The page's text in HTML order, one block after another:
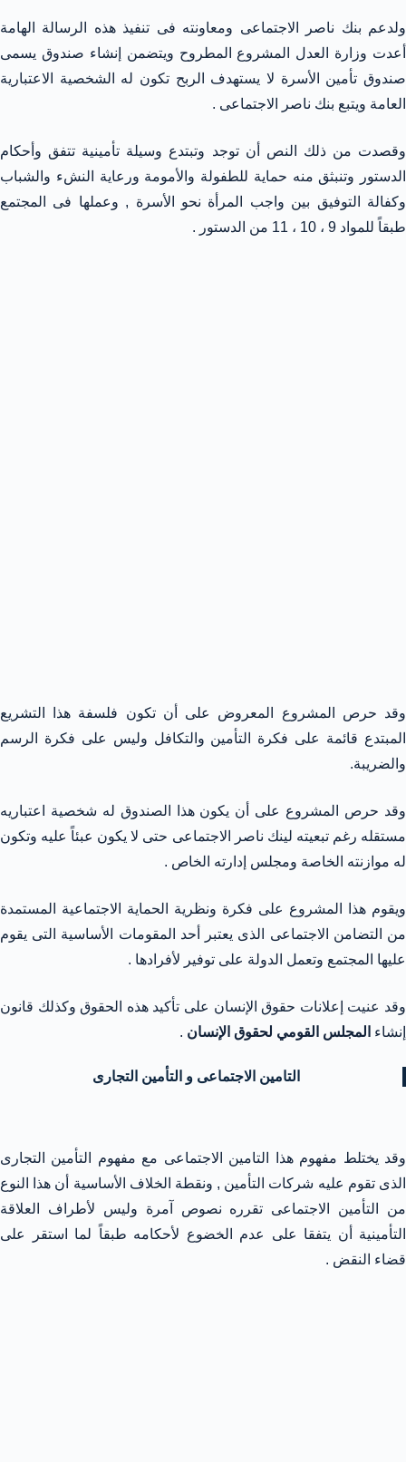
ولدعم بنك ناصر الاجتماعى ومعاونته فى تنفيذ هذه الرسالة الهامة
أعدت وزارة العدل المشروع المطروح ويتضمن إنشاء صندوق يسمى
صندوق تأمين الأسرة لا يستهدف الربح تكون له الشخصية الاعتبارية
العامة ويتبع بنك ناصر الاجتماعى .
وقصدت من ذلك النص أن توجد وتبتدع وسيلة تأمينية تتفق وأحكام
الدستور وتنبثق منه حماية للطفولة والأمومة ورعاية النشء والشباب
وكفالة التوفيق بين واجب المرأة نحو الأسرة , وعملها فى المجتمع
طبقاً للمواد 9 ، 10 ، 11 من الدستور .
وقد حرص المشروع المعروض على أن تكون فلسفة هذا التشريع
المبتدع قائمة على فكرة التأمين والتكافل وليس على فكرة الرسم
والضريبة.
وقد حرص المشروع على أن يكون هذا الصندوق له شخصية اعتباريه
مستقله رغم تبعيته لينك ناصر الاجتماعى حتى لا يكون عبئاً عليه وتكون
له موازنته الخاصة ومجلس إدارته الخاص .
ويقوم هذا المشروع على فكرة ونظرية الحماية الاجتماعية المستمدة
من التضامن الاجتماعى الذى يعتبر أحد المقومات الأساسية التى يقوم
عليها المجتمع وتعمل الدولة على توفير لأفرادها .
وقد عنيت إعلانات حقوق الإنسان على تأكيد هذه الحقوق وكذلك قانون
إنشاء المجلس القومي لحقوق الإنسان .
التامين الاجتماعى و التأمين التجارى
وقد يختلط مفهوم هذا التامين الاجتماعى مع مفهوم التأمين التجارى
الذى تقوم عليه شركات التأمين , ونقطة الخلاف الأساسية أن هذا النوع
من التأمين الاجتماعى تقرره نصوص آمرة وليس لأطراف العلاقة
التأمينية أن يتفقا على عدم الخضوع لأحكامه طبقاً لما استقر على
قضاء النقض .